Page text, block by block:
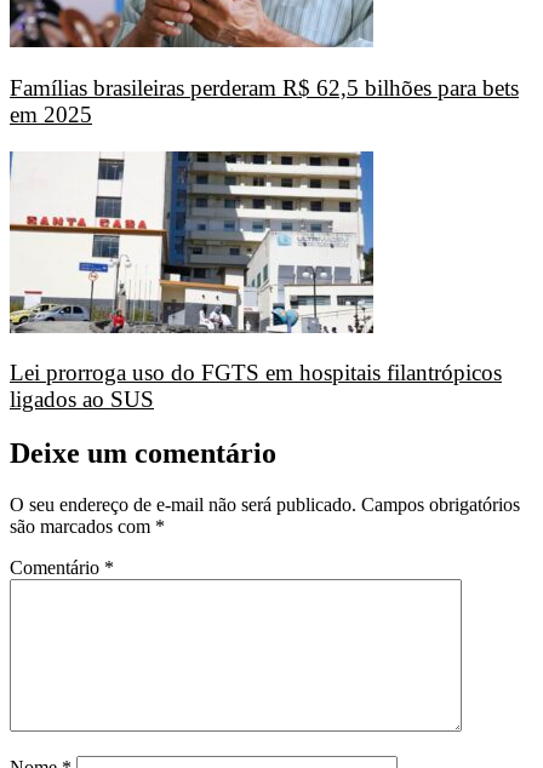
Famílias brasileiras perderam R$ 62,5 bilhões para bets
em 2025
Lei prorroga uso do FGTS em hospitais filantrópicos
ligados ao SUS
Deixe um comentário
O seu endereço de e-mail não será publicado. Campos obrigatórios
são marcados com *
Comentário *